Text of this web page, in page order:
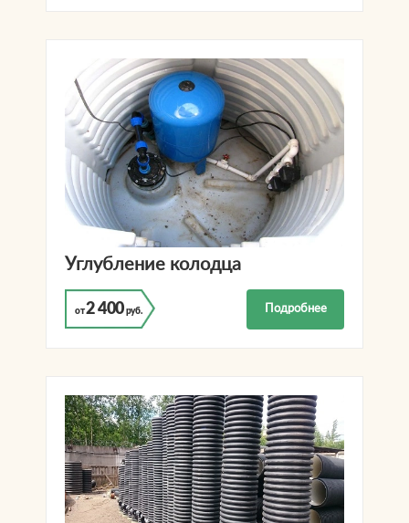
Углубление колодца
от2 400 руб. Подробнее